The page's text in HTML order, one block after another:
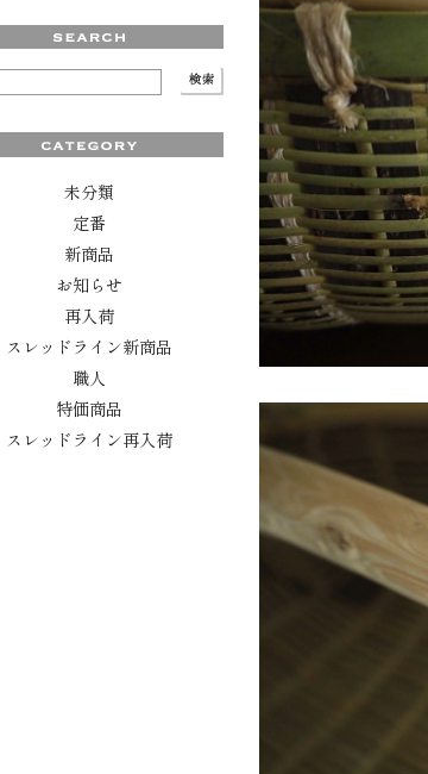
未分類
定番
新商品
お知らせ
再入荷
スレッドライン新商品
職人
特価商品
スレッドライン再入荷